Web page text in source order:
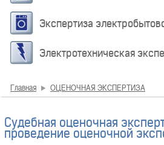
Экспертиза
Электротехническая
Главная ОЦЕНОЧНАЯ ЭКСПЕРТИЗА
Судебная оценочная
проведение оценочной